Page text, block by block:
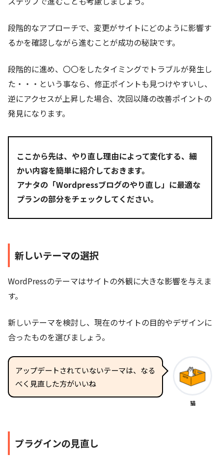
段階的なアプローチで、変更がサイトにどのように影響す
るかを確認しながら進むことが成功の秘訣です。
段階的に進め、〇〇をしたタイミングでトラブルが発生し
た・・・という事なら、修正ポイントも見つけやすいし、
逆にアクセスが上昇した場合、次回以降の改善ポイントの
発見になります。
ここから先は、やり直し理由によって変化する、細
かい内容を簡単に紹介しておきます。
アナタの「Wordpressブログのやり直し」に最適な
プランの部分をチェックしてください。
新しいテーマの選択
WordPressのテーマはサイトの外観に大きな影響を与えま
す。
新しいテーマを検討し、現在のサイトの目的やデザインに
合ったものを選びましょう。
アップデートされていないテーマは、なる
べく見直した方がいいね
猫
プラグインの見直し